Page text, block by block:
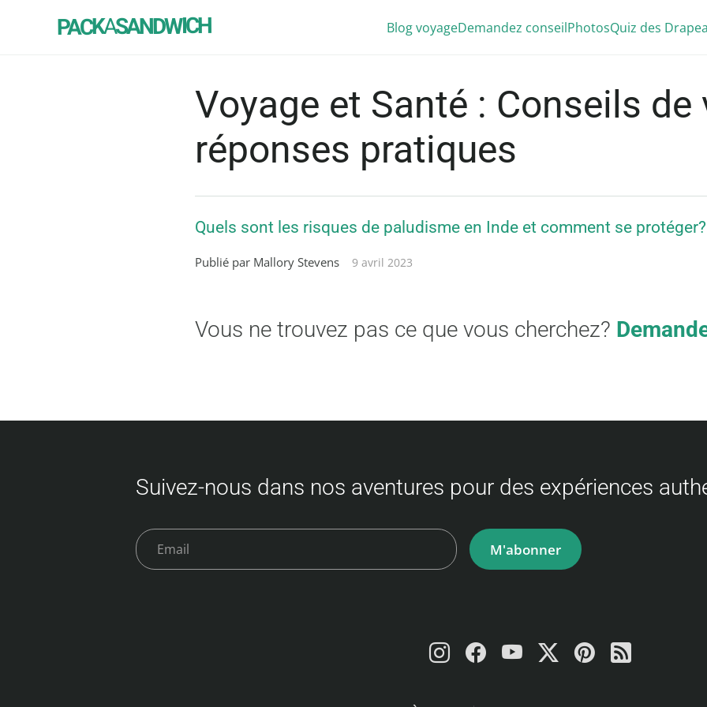
PACKASANDWICH Blog voyageDemandez conseilPhotosQuiz des
Voyage et Santé : Conseils de
réponses pratiques
Quels sont les risques de paludisme en Inde et comment se protéger?
Publié par Mallory Stevens 9 avril 2023
Vous ne trouvez pas ce que vous cherchez?
Suivez-nous dans nos aventures pour des expériences
M'abonner